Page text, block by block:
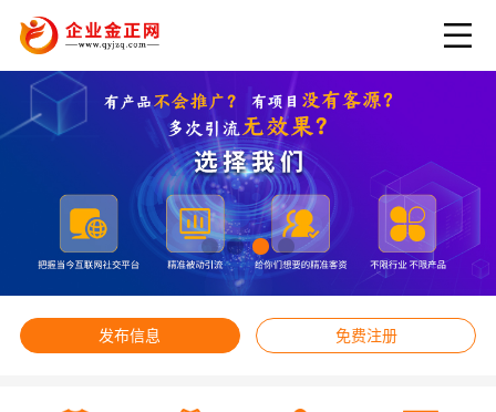
发布信息 免费注册